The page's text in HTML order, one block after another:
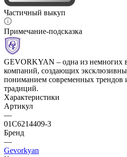
Частичный выкуп
Примечание-подсказка
GEVORKYAN – одна из немногих
компаний, создающих
пониманием современных
традиций.
Характеристики
Артикул
—
01С6214409-3
Бренд
—
Gevorkyan